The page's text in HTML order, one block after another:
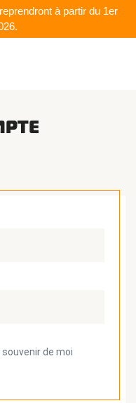
à partir du 1er
souvenir de moi